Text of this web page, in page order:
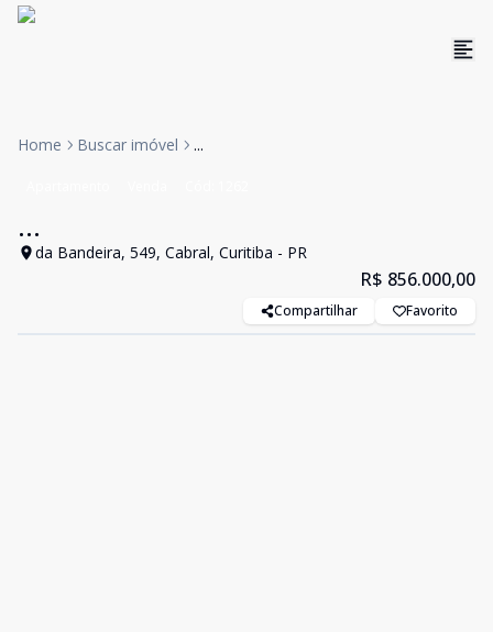
Home Buscar imóvel ...
...
da Bandeira, 549, Cabral, Curitiba - PR
R$ 856.000,00
Compartilhar Favorito